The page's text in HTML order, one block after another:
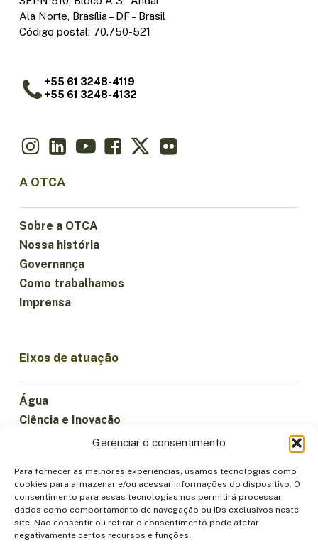
Gerenciar o consentimento
Para fornecer as melhores experiências, usamos tecnologias como
cookies para armazenar e/ou acessar informações do dispositivo. O
consentimento para essas tecnologias nos permitirá processar
dados como comportamento de navegação ou IDs exclusivos neste
site. Não consentir ou retirar o consentimento pode afetar
negativamente certos recursos e funções.
Ala Norte, Brasília – DF – Brasil
Código postal: 70.750-521
+55 61 3248-4119
+55 61 3248-4132
A OTCA
Sobre a OTCA
Nossa história
Governança
Como trabalhamos
Imprensa
Eixos de atuação
Água
Ciência e Inovação
Florestas e Biodiversidade
Institucionalidade
Participação
Povos Indígenas